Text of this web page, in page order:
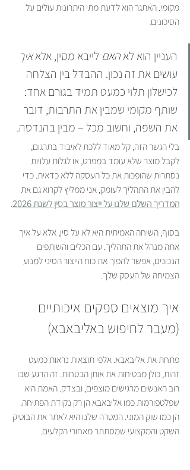
מקומי. האתגר הוא לדעת מתי היתרונות עולים על
הסיכונים.
העניין הוא לא האם לייבא מסין, אלא איך
עושים את זה נכון. ההבדל בין הצלחה
לכישלון תלוי כמעט תמיד בגורם אחד:
שותף מקומי שמבין את התרבות, דובר
את השפה, וחשוב מכל – מבין בהנדסה.
בלי הגשר הזה, קל מאוד ללכת לאיבוד בתרגום,
לקבל מוצר שלא עומד במפרט, או לגלות עלויות
נסתרות שהופכות את כל העסקה ללא כדאית. כדי
להבין את התהליך לעומק, אני ממליץ לקרוא גם את
המדריך השלם שלנו על ייצור מוצר בסין לשנת 2026
.
בסוף, השיחה האמיתית היא לא על סין, אלא על איך
אתה מנהל את התהליך. עם הכלים והשותפים
הנכונים, אפשר להפוך את כוח הייצור הסיני למנוע
הצמיחה של העסק שלך.
איך מוצאים ספקים איכותיים
(מעבר לחיפוש באליבאבא)
פתחת את אליבאבא. אלפי תוצאות נראות כמעט
זהות, כולן מבטיחות את אותן הבטחות. זה הרגע שבו
רוב האנשים מרגישים מוצפים, ובצדק. האמת היא
שפלטפורמות כמו אליבאבא הן רק נקודת הפתיחה.
הן כמו שוק המוני. המטרה שלנו היא לאתר את הבוטיק
השקט והמקצועי שמסתתר מאחורי הקלעים.